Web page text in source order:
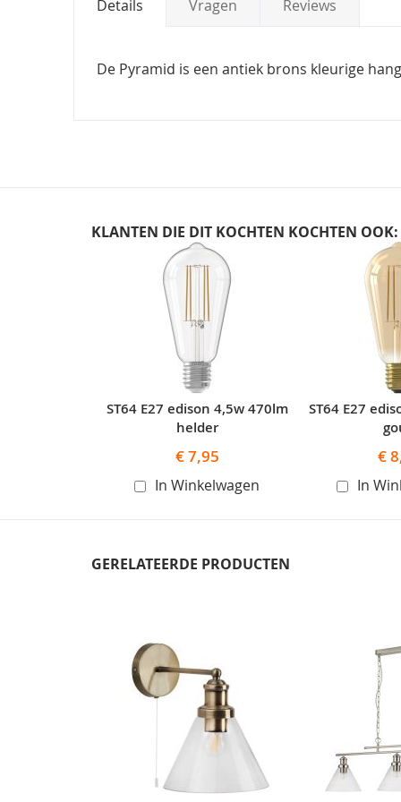
Details Vragen Reviews
De Pyramid is een antiek brons kleurige
KLANTEN DIE DIT KOCHTEN KOCHTEN OOK:
ST64 E27 edison 4,5w 470lm
helder
€ 7,95
In Winkelwagen
ST64 E27
€
In
GERELATEERDE PRODUCTEN